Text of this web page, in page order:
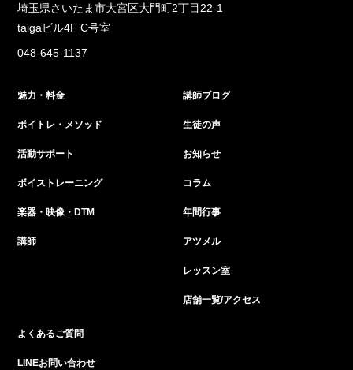
埼玉県さいたま市大宮区大門町2丁目22-1
taigaビル4F C号室
048-645-1137
魅力・料金
ボイトレ・メソッド
活動サポート
ボイストレーニング
楽器・映像・DTM
講師
講師ブログ
生徒の声
お知らせ
コラム
年間行事
アツメル
レッスン室
店舗一覧/アクセス
よくあるご質問
LINEお問い合わせ